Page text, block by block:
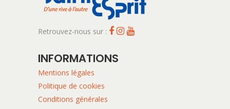
Retrouvez-nous sur :
INFORMATIONS
Mentions légales
Politique de cookies
Conditions générales